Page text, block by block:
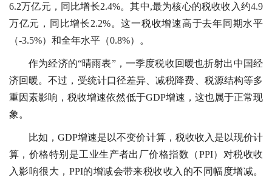
6.2万亿元，同比增长2.4%。其中,最为核心的税收收入约4.9
万亿元，同比增长2.2%。这一税收增速高于去年同期水平
（-3.5%）和全年水平（0.8%）。
作为经济的“晴雨表”，一季度税收回暖也折射出中国经
济回暖。不过，受统计口径差异、减税降费、税源结构等多
重因素影响，税收增速依然低于GDP增速，这也属于正常现
象。
比如，GDP增速是以不变价计算，税收收入是以现价计
算，价格特别是工业生产者出厂价格指数（PPI）对税收收
入影响很大，PPI的增减会带来税收收入的不同幅度增减。